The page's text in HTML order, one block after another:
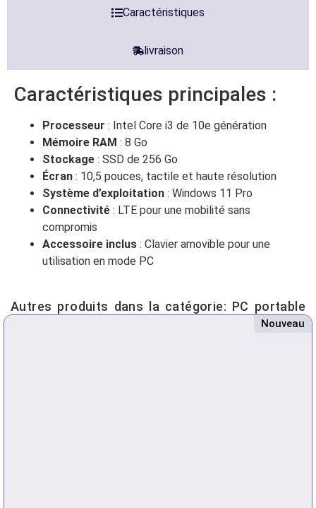
Caractéristiques
livraison
Caractéristiques principales :
Processeur : Intel Core i3 de 10e génération
Mémoire RAM : 8 Go
Stockage : SSD de 256 Go
Écran : 10,5 pouces, tactile et haute résolution
Système d’exploitation : Windows 11 Pro
Connectivité : LTE pour une mobilité sans
compromis
Accessoire inclus : Clavier amovible pour une
utilisation en mode PC
Autres produits dans la catégorie: PC portable
Nouveau